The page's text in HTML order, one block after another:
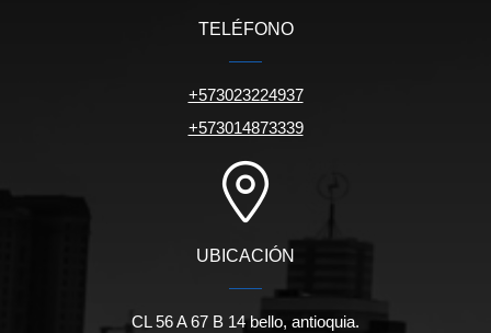
TELÉFONO
+573023224937
+573014873339
UBICACIÓN
CL 56 A 67 B 14 bello, antioquia.